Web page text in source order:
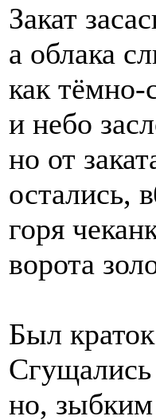
Закат
а облака
как тёмно-
и небо
но от
остались,
горя
ворота
Был
Сгущались
но, зыбким